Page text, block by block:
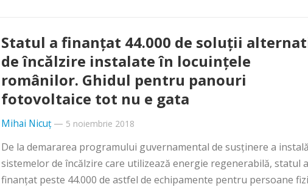
Statul a finanţat 44.000 de soluţii
de încălzire instalate în locuinţele
românilor. Ghidul pentru panouri
fotovoltaice tot nu e gata
Mihai Nicuț— 5 noiembrie 2018
De la demararea programului guvernamental de susţinere a
sistemelor de încălzire care utilizează energie regenerabilă, statul a
finanţat peste 44.000 de astfel de echipamente pentru persoane